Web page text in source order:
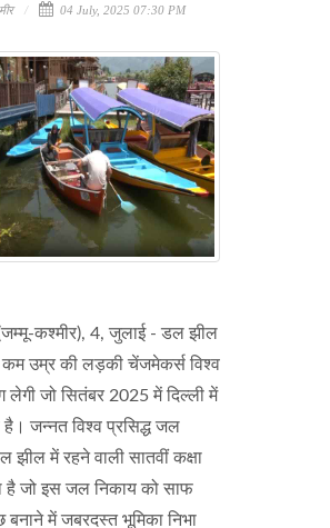
04 July, 2025 07:30 PM
कश्मीर), 4, जुलाई - डल झील
उम्र की लड़की चेंजमेकर्स विश्व
लेगी जो सितंबर 2025 में दिल्ली में
है। जन्नत विश्व प्रसिद्ध जल
झील में रहने वाली सातवीं कक्षा
है जो इस जल निकाय को साफ
में जबरदस्त भूमिका निभा